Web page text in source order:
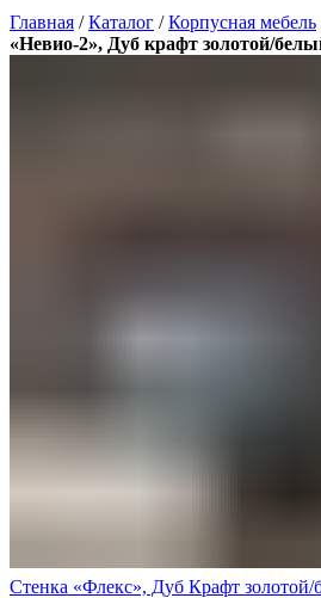
Главная /Каталог /Корпусная мебель
«Невио-2», Дуб крафт золотой/
Стенка «Флекс», Дуб Крафт золотой/